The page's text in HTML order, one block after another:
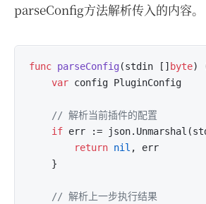
parseConfig方法解析传入的内容。
func parseConfig (stdin [] byte)
var config PluginConfig
// 解析当前插件的配置
if err :=
return nil , err
// 解析上一步执行结果